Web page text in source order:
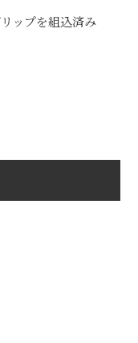
ップを組込済み